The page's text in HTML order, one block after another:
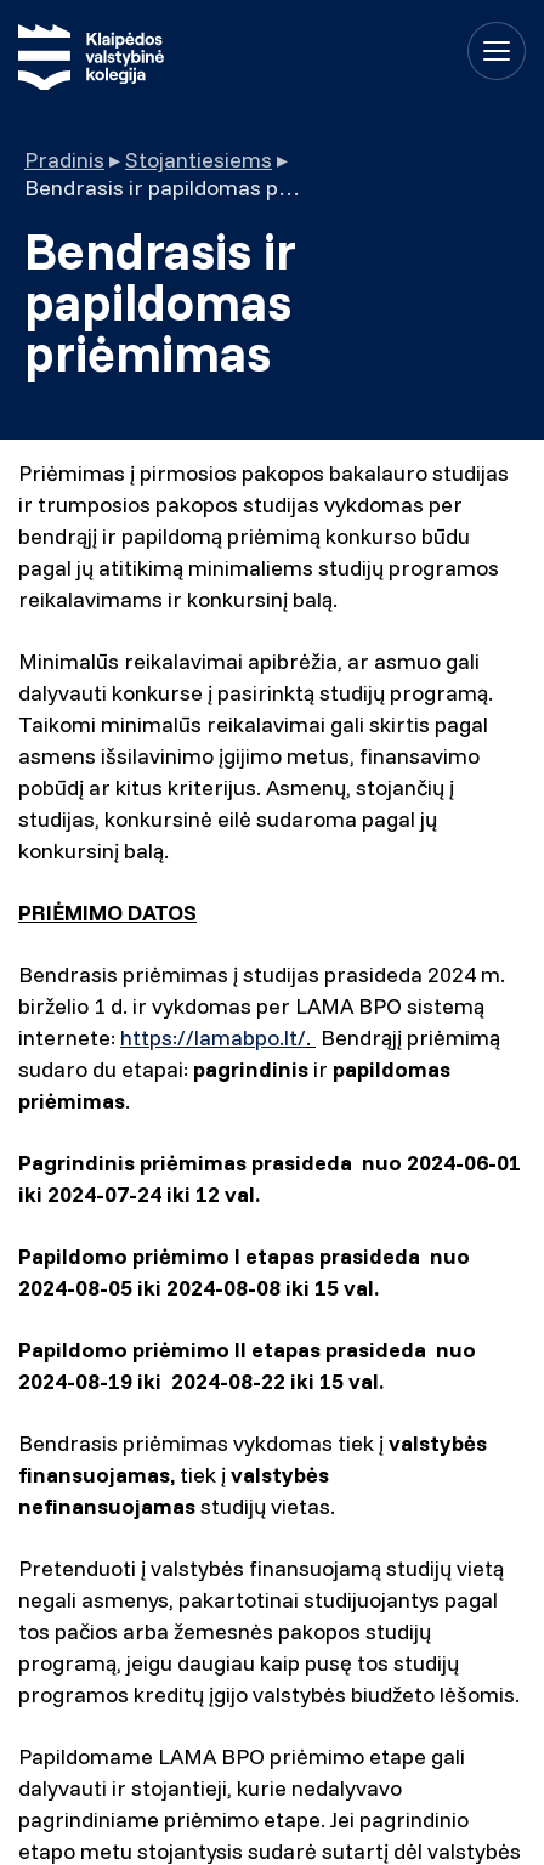
Pradinis ▸Stojantiesiems ▸
Bendrasis ir papildomas priėmimas
Bendrasis ir
papildomas
priėmimas
Priėmimas į pirmosios pakopos bakalauro studijas
ir trumposios pakopos studijas vykdomas per
bendrąjį ir papildomą priėmimą konkurso būdu
pagal jų atitikimą minimaliems studijų programos
reikalavimams ir konkursinį balą.
Minimalūs reikalavimai apibrėžia, ar asmuo gali
dalyvauti konkurse į pasirinktą studijų programą.
Taikomi minimalūs reikalavimai gali skirtis pagal
asmens išsilavinimo įgijimo metus, finansavimo
pobūdį ar kitus kriterijus. Asmenų, stojančių į
studijas, konkursinė eilė sudaroma pagal jų
konkursinį balą.
PRIĖMIMO DATOS
Bendrasis priėmimas į studijas prasideda 2024 m.
birželio 1 d. ir vykdomas per LAMA BPO sistemą
internete: https://lamabpo.lt/. Bendrąjį priėmimą
sudaro du etapai: pagrindinis ir papildomas
priėmimas.
Pagrindinis priėmimas prasideda nuo 2024-06-01
iki 2024-07-24 iki 12 val.
Papildomo priėmimo I etapas prasideda nuo
2024-08-05 iki 2024-08-08 iki 15 val.
Papildomo priėmimo II etapas prasideda nuo
2024-08-19 iki 2024-08-22 iki 15 val.
Bendrasis priėmimas vykdomas tiek įvalstybės
finansuojamas, tiek įvalstybės
nefinansuojamasstudijų vietas.
Pretenduoti į valstybės finansuojamą studijų vietą
negali asmenys, pakartotinai studijuojantys pagal
tos pačios arba žemesnės pakopos studijų
programą, jeigu daugiau kaip pusę tos studijų
programos kreditų įgijo valstybės biudžeto lėšomis.
Papildomame LAMA BPO priėmimo etape gali
dalyvauti ir stojantieji, kurie nedalyvavo
pagrindiniame priėmimo etape. Jei pagrindinio
etapo metu stojantysis sudarė sutartį dėl valstybės